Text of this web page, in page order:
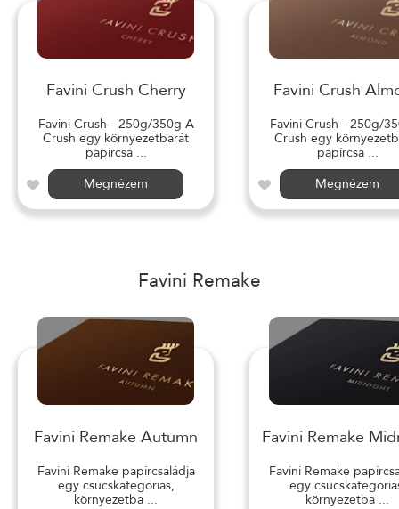
Favini Crush Cherry
Favini Crush - 250g/350g A
Crush egy környezetbarát
papírcsa ...
Megnézem
Favini Crush
Favini Crush - 250g/
Crush egy
papírcsa ...
Megnézem
Favini Remake
Favini Remake Autumn
Favini Remake papírcsaládja
egy csúcskategóriás,
környezetba ...
Favini Remake
Favini Remake
egy
környezetba ...